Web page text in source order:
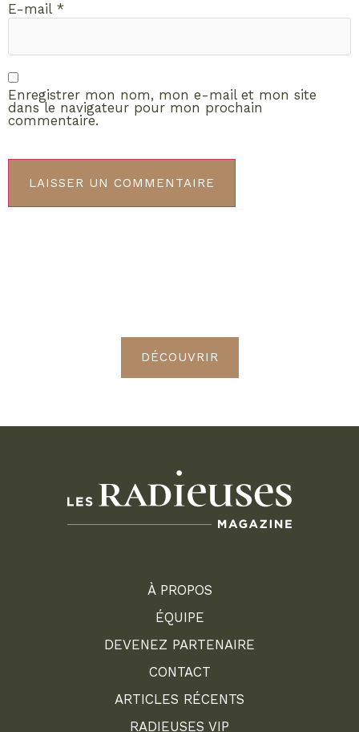
E-mail *
Enregistrer mon nom, mon e-mail et mon site
dans le navigateur pour mon prochain
commentaire.
DÉCOUVRIR
À PROPOS
ÉQUIPE
DEVENEZ PARTENAIRE
CONTACT
ARTICLES RÉCENTS
RADIEUSES VIP